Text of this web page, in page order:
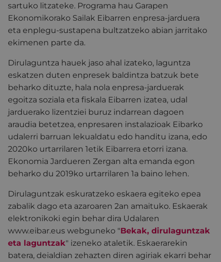
sartuko litzateke. Programa hau Garapen
Ekonomikorako Sailak Eibarren enpresa-jarduera
eta enplegu-sustapena bultzatzeko abian jarritako
ekimenen parte da.
Dirulaguntza hauek jaso ahal izateko, laguntza
eskatzen duten enpresek baldintza batzuk bete
beharko dituzte, hala nola enpresa-jarduerak
egoitza soziala eta fiskala Eibarren izatea, udal
jarduerako lizentziei buruz indarrean dagoen
araudia betetzea, enpresaren instalazioak Eibarko
udalerri barruan lekualdatu edo handitu izana, edo
2020ko urtarrilaren 1etik Eibarrera etorri izana.
Ekonomia Jardueren Zergan alta emanda egon
beharko du 2019ko urtarrilaren 1a baino lehen.
Dirulaguntzak eskuratzeko eskaera egiteko epea
zabalik dago eta azaroaren 2an amaituko. Eskaerak
elektronikoki egin behar dira Udalaren
www.eibar.eus webguneko "Bekak, dirulaguntzak
eta laguntzak" izeneko ataletik. Eskaerarekin
batera, deialdian zehazten diren agiriak ekarri behar